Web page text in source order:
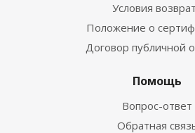
Условия
Положение о
Договор публичной
Помощь
Вопрос-ответ
Обратная